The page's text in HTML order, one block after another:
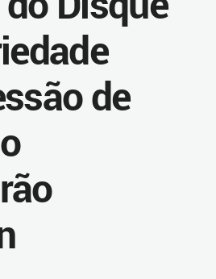
de